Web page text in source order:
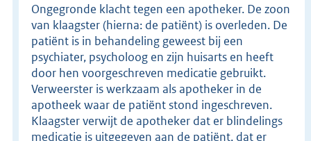
Ongegronde klacht tegen een apotheker. De zoon
van klaagster (hierna: de patiënt) is overleden. De
patiënt is in behandeling geweest bij een
psychiater, psycholoog en zijn huisarts en heeft
door hen voorgeschreven medicatie gebruikt.
Verweerster is werkzaam als apotheker in de
apotheek waar de patiënt stond ingeschreven.
Klaagster verwijt de apotheker dat er blindelings
medicatie is uitgegeven aan de patiënt, dat er